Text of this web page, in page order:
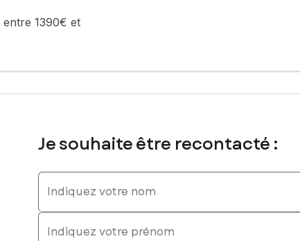
entre 1390€ et
Je souhaite être recontacté :
Indiquez votre nom
Indiquez votre prénom